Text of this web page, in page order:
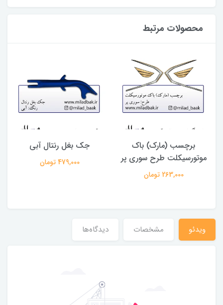
محصولات مرتبط
برچسب (مارک) باک
موتورسیکلت طرح سوری پر
263,000 تومان
جک بغل رنتال آبی
479,000 تومان
ویدئو مشخصات دیدگاه‌ها